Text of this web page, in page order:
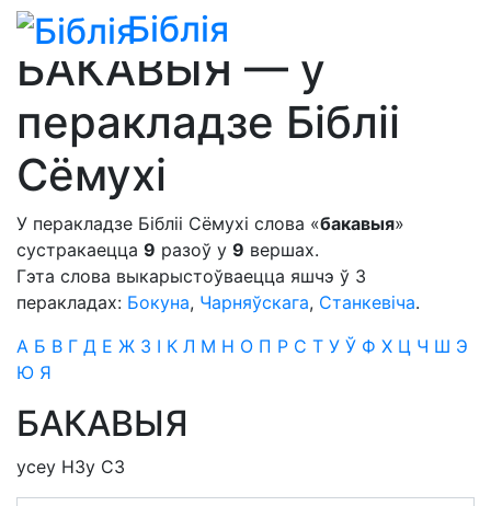
Біблія
Біблія» Сімфонія»для пераклада Бібліі Сёмухі
БАКАВЫЯ — у
перакладзе Бібліі
Сёмухі
У перакладзе Бібліі Сёмухі слова «бакавыя»
сустракаецца 9 разоў у 9 вершах.
Гэта слова выкарыстоўваецца яшчэ ў 3
перакладах: Бокуна, Чарняўскага, Станкевіча.
А Б В Г Д Е Ж З І К Л М Н О П Р С Т У Ў Ф Х Ц Ч Ш Э
Ю Я
БАКАВЫЯ
усеу НЗу СЗ